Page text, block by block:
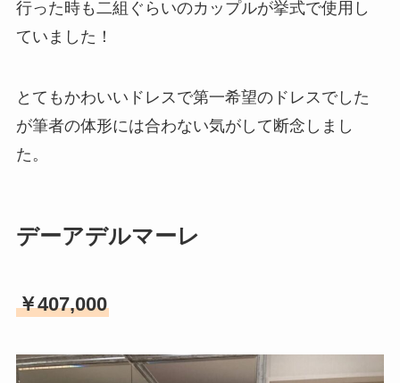
行った時も二組ぐらいのカップルが挙式で使用し
ていました！
とてもかわいいドレスで第一希望のドレスでした
が筆者の体形には合わない気がして断念しまし
た。
デーアデルマーレ
￥407,000